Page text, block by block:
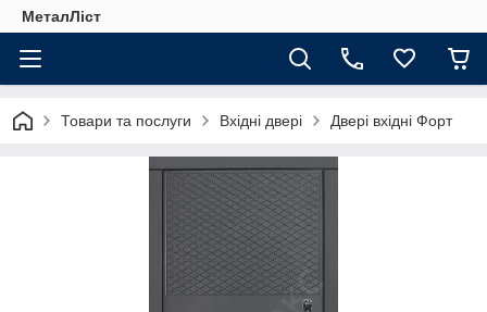
МеталЛіст
Товари та послуги Вхідні двері Двері вхідні Форт